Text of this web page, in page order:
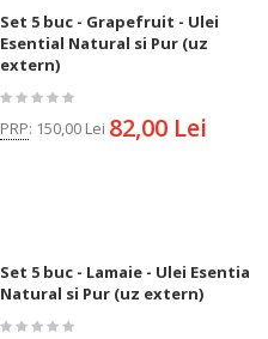
Set 5 buc - Grapefruit - Ulei
Esential Natural si Pur (uz
extern)
PRP: 150,00 Lei 82,00 Lei
Set 5 buc - Lamaie - Ulei Esential
Natural si Pur (uz extern)